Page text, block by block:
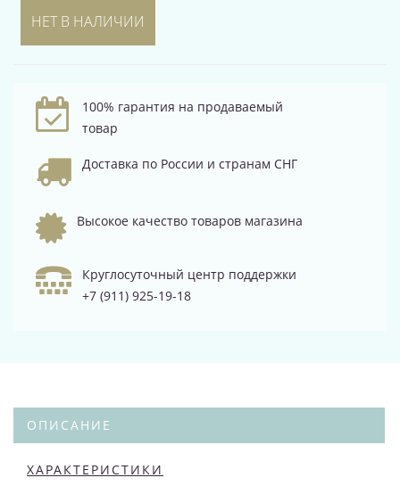
НЕТ В НАЛИЧИИ
100% гарантия на продаваемый
товар
Доставка по России и странам СНГ
Высокое качество товаров магазина
Круглосуточный центр поддержки
+7 (911) 925-19-18
ОПИСАНИЕ
ХАРАКТЕРИСТИКИ